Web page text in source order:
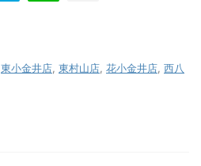
東小金井店, 東村山店, 花小金井店, 西八